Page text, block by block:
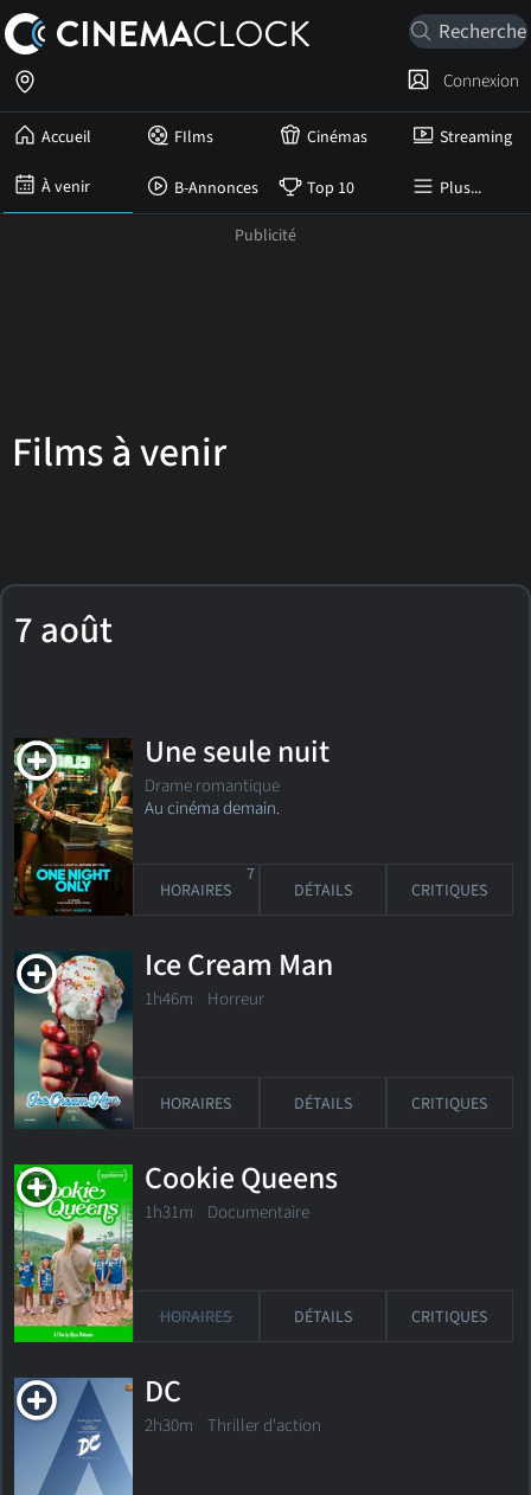
Accueil FIlms Cinémas Streaming
À venir B-Annonces Top 10 Plus...
Connexion
Films à venir
7 août
Une seule nuit
Drame romantique
Au cinéma demain.
HORAIRES
7
DÉTAILS CRITIQUES
Ice Cream Man
1h46m Horreur
HORAIRES DÉTAILS CRITIQUES
Cookie Queens
1h31m Documentaire
HORAIRES DÉTAILS CRITIQUES
DC
2h30m Thriller d'action